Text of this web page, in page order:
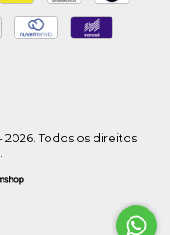
2026. Todos os direitos